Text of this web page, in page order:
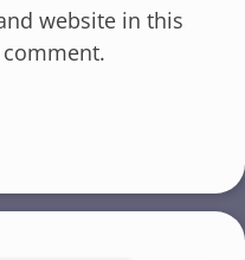
website in this